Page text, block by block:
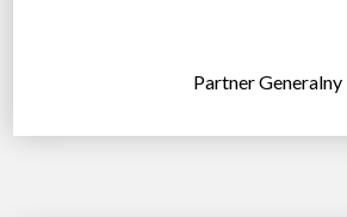
Partner Generalny